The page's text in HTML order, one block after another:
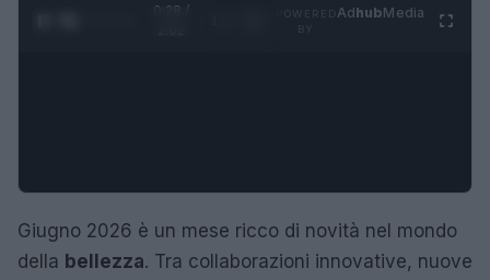
0:29 /
AdhubMedia
Giugno 2026 è un mese ricco di novità nel mondo
della bellezza. Tra collaborazioni innovative, nuove